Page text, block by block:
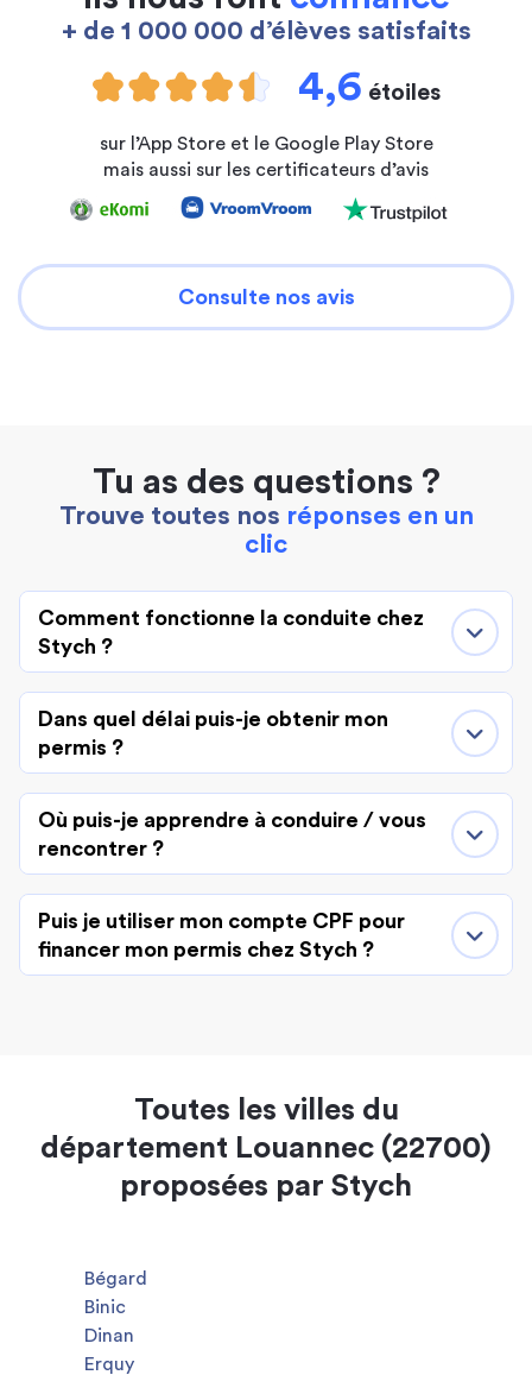
+ de 1 000 000 d’élèves satisfaits
4,6 étoiles
sur l’App Store et le Google Play Store
mais aussi sur les certificateurs d’avis
Consulte nos avis
Tu as des questions ?
Trouve toutes nos réponses en un
clic
Comment fonctionne la conduite chez
Stych ?
Dans quel délai puis-je obtenir mon
permis ?
Où puis-je apprendre à conduire / vous
rencontrer ?
Puis je utiliser mon compte CPF pour
financer mon permis chez Stych ?
Toutes les villes du
département Louannec (22700)
proposées par Stych
Bégard
Binic
Dinan
Erquy